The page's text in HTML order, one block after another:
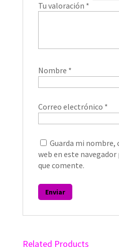
Tu valoración *
Nombre *
Correo electrónico *
Guarda mi
web en este
que comente.
Related Products